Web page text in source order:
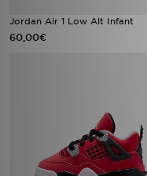
Jordan Air 1 Low Alt Infant
60,00€